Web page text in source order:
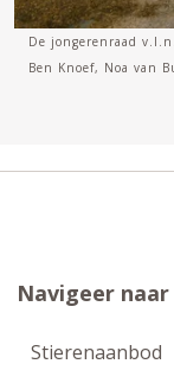
De jongerenraad
Ben Knoef, Noa van
Navigeer naar
Stierenaanbod